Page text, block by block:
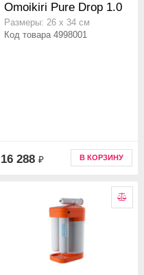
Omoikiri Pure Drop 1.0
Размеры: 26 х 34 см
Код товара 4998001
16 288 ₽ В КОРЗИНУ